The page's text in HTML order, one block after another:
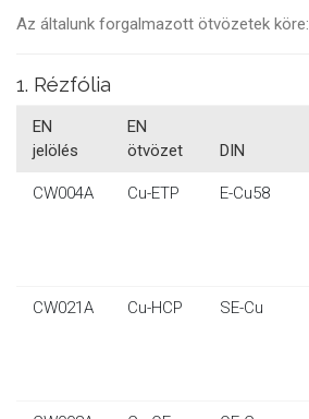
Az általunk forgalmazott ötvözetek köre:
1. Rézfólia
EN
jelölés
EN
ötvözet
DIN
CW004A Cu-ETP E-Cu58
CW021A Cu-HCP SE-Cu